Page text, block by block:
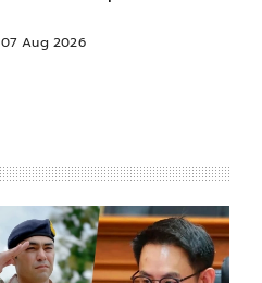
07 Aug 2026